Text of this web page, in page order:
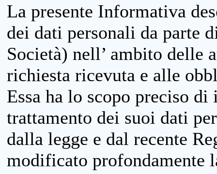
La presente Informativa
dei dati personali da parte
Società) nell’ ambito delle
richiesta ricevuta e alle
Essa ha lo scopo preciso
trattamento dei suoi dati
dalla legge e dal recente
modificato profondamente